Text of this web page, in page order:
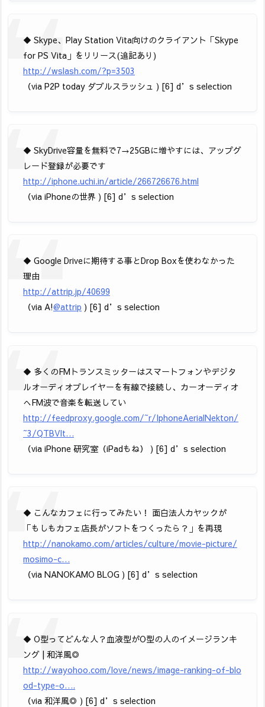
◆ Skype、Play Station Vita向けのクライアント「Skype
for PS Vita」をリリース(追記あり)
http://wslash.com/?p=3503
（via P2P today ダブルスラッシュ ) [6] d’s selection
◆ SkyDrive容量を無料で7→25GBに増やすには、アップグ
レード登録が必要です
http://iphone.uchi.in/article/266726676.html
（via iPhoneの世界 ) [6] d’s selection
◆ Google Driveに期待する事とDrop Boxを使わなかった
理由
http://attrip.jp/40699
（via A!@attrip ) [6] d’s selection
◆ 多くのFMトランスミッターはスマートフォンやデジタ
ルオーディオプレイヤーを有線で接続し、カーオーディオ
へFM波で音楽を転送してい
http://feedproxy.google.com/~r/IphoneAerialNekton/
~3/QTBVlt…
（via iPhone 研究室（iPadもね） ) [6] d’s selection
◆ こんなカフェに行ってみたい！ 面白法人カヤックが
「もしもカフェ店長がソフトをつくったら？」を再現
http://nanokamo.com/articles/culture/movie-picture/
mosimo-c…
（via NANOKAMO BLOG ) [6] d’s selection
◆ O型ってどんな人？血液型がO型の人のイメージランキ
ング | 和洋風◎
http://wayohoo.com/love/news/image-ranking-of-blo
od-type-o….
（via 和洋風◎ ) [6] d’s selection